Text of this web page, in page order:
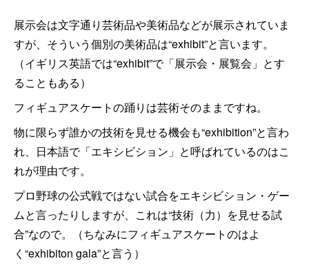
展示会は文字通り芸術品や美術品などが展示されていま
すが、そういう個別の美術品は“exhibit”と言います。
（イギリス英語では“exhibit”で「展示会・展覧会」とす
ることもある）
フィギュアスケートの踊りは芸術そのままですね。
物に限らず誰かの技術を見せる機会も“exhibition”と言わ
れ、日本語で「エキシビション」と呼ばれているのはこ
れが理由です。
プロ野球の公式戦ではない試合をエキシビション・ゲー
ムと言ったりしますが、これは“技術（力）を見せる試
合”なので。（ちなみにフィギュアスケートのはよ
く“exhibiton gala”と言う）